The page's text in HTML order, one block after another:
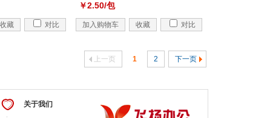
收藏 对比
￥2.50/包
加入购物车 收藏 对比
上一页 1 2 下一页
关于我们